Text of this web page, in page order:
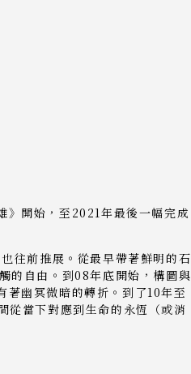
》開始，至2021年最後一幅完成
往前推展。從最早帶著鮮明的石
的自由。到08年底開始，構圖與
幽冥微暗的轉折。到了10年至
從當下對應到生命的永恆（或消